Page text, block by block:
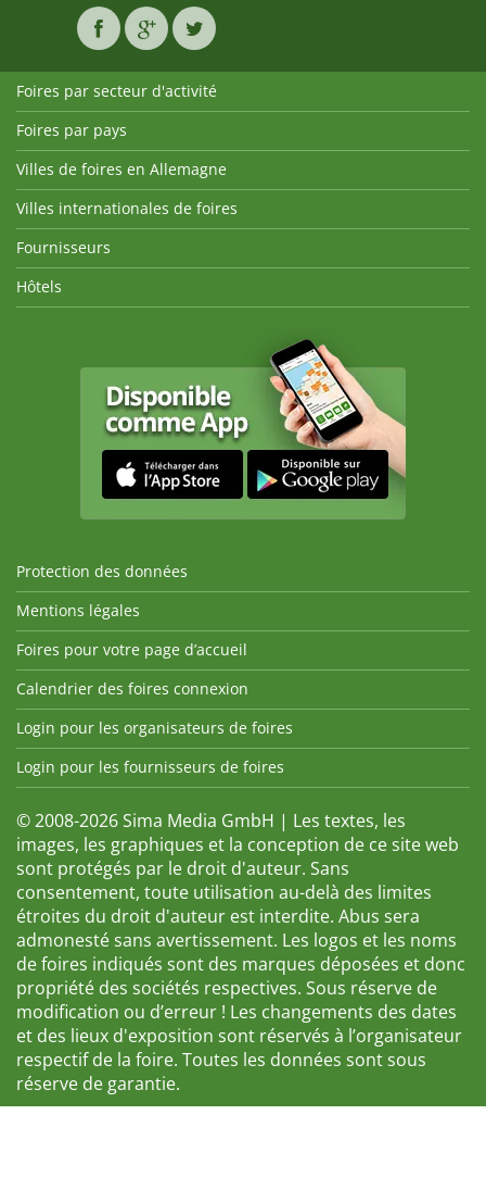
Foires par secteur d'activité
Foires par pays
Villes de foires en Allemagne
Villes internationales de foires
Fournisseurs
Hôtels
Protection des données
Mentions légales
Foires pour votre page d’accueil
Calendrier des foires connexion
Login pour les organisateurs de foires
Login pour les fournisseurs de foires
© 2008-2026 Sima Media GmbH | Les textes, les
images, les graphiques et la conception de ce site web
sont protégés par le droit d'auteur. Sans
consentement, toute utilisation au-delà des limites
étroites du droit d'auteur est interdite. Abus sera
admonesté sans avertissement. Les logos et les noms
de foires indiqués sont des marques déposées et donc
propriété des sociétés respectives. Sous réserve de
modification ou d’erreur ! Les changements des dates
et des lieux d'exposition sont réservés à l’organisateur
respectif de la foire. Toutes les données sont sous
réserve de garantie.